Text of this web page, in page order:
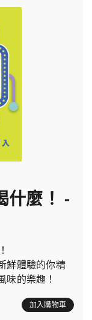
什麼！ -
鮮體驗的你精
味的樂趣！
加入購物車